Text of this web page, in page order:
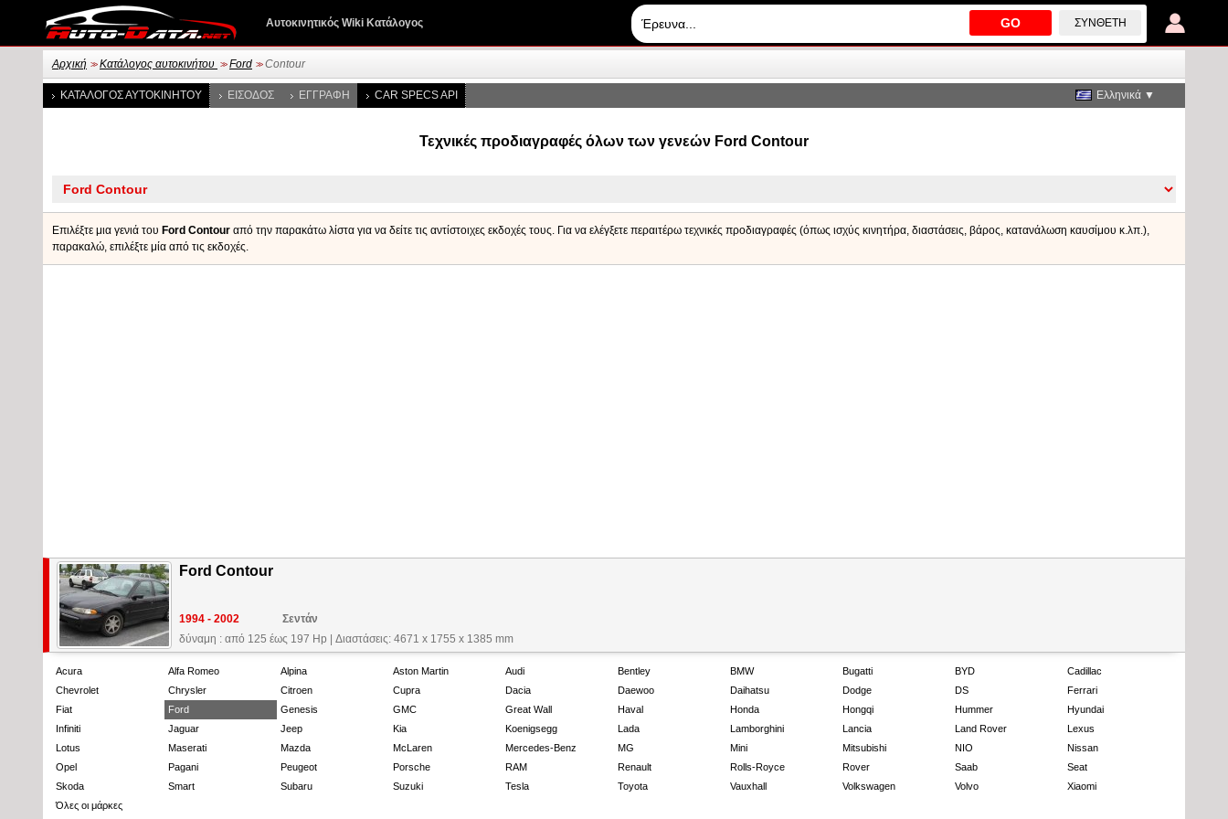
GO ΣΎΝΘΕΤΗ
Αυτοκινητικός Wiki Κατάλογος
Αρχική >> Κατάλογος αυτοκινήτου >> Ford >> Contour
ΚΑΤΆΛΟΓΟΣ ΑΥΤΟΚΙΝΉΤΟΥ ΕΊΣΟΔΟΣ ΕΓΓΡΑΦΉ CAR SPECS API Ελληνικά ▼
Τεχνικές προδιαγραφές όλων των γενεών Ford Contour
Επιλέξτε μια γενιά του Ford Contour από την παρακάτω λίστα για να δείτε τις αντίστοιχες εκδοχές τους. Για να ελέγξετε περαιτέρω τεχνικές προδιαγραφές (όπως ισχύς κινητήρα, διαστάσεις, βάρος, κατανάλωση καυσίμου κ.λπ.),
παρακαλώ, επιλέξτε μία από τις εκδοχές.
Ford Contour
1994 - 2002
Σεντάν
δύναμη : από 125 έως 197 Hp
Διαστάσεις: 4671 x 1755 x 1385 mm
Acura Alfa Romeo Alpina Aston Martin Audi Bentley BMW Bugatti BYD
Cadillac
Chevrolet
Chrysler Citroen Cupra Dacia Daewoo Daihatsu Dodge DS
Ferrari
Fiat
Ford Genesis GMC Great Wall Haval Honda Hongqi Hummer
Hyundai
Infiniti
Jaguar Jeep Kia Koenigsegg Lada Lamborghini Lancia Land Rover
Lexus
Lotus
Maserati Mazda McLaren Mercedes-Benz MG Mini Mitsubishi NIO
Nissan
Opel
Pagani Peugeot Porsche RAM Renault Rolls-Royce Rover Saab
Seat
Skoda
Smart Subaru Suzuki Tesla Toyota Vauxhall Volkswagen Volvo
Xiaomi
Όλες οι μάρκες